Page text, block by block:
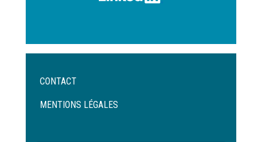
Menu
de
CONTACT
MENTIONS LÉGALES